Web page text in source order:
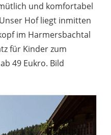
und komfortabel
Hof liegt inmitten
im Harmersbachtal
für Kinder zum
49 Eukro. Bild